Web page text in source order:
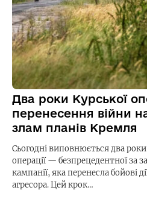
Два роки Курської
перенесення війни
злам планів Кремля
Сьогодні виповнюється два роки
операції — безпрецедентної за
кампанії, яка перенесла бойові
агресора. Цей крок…